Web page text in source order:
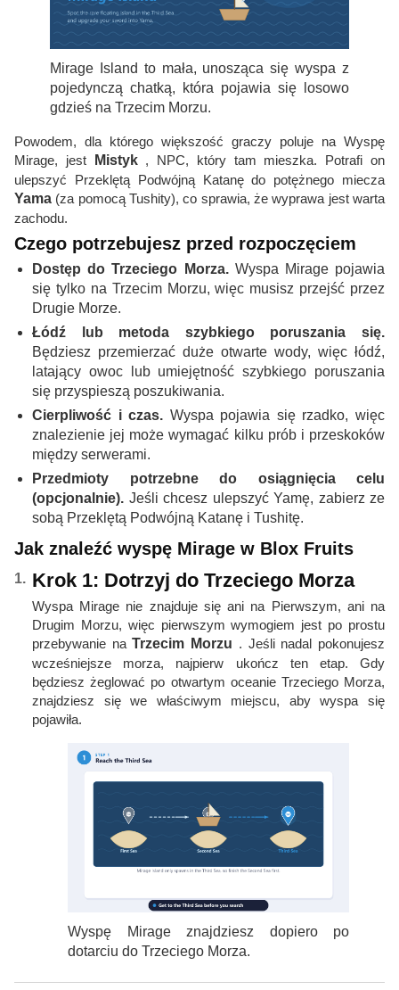
Mirage Island to mała, unosząca się wyspa z
pojedynczą chatką, która pojawia się losowo
gdzieś na Trzecim Morzu.
Powodem, dla którego większość graczy poluje na Wyspę
Mirage, jest
Mistyk, NPC, który tam mieszka. Potrafi on
ulepszyć Przeklętą Podwójną Katanę do potężnego miecza
Yama (za pomocą Tushity), co sprawia, że ​​wyprawa jest warta
zachodu.
Czego potrzebujesz przed rozpoczęciem
Dostęp do Trzeciego Morza.Wyspa Mirage pojawia
się tylko na Trzecim Morzu, więc musisz przejść przez
Drugie Morze.
Łódź lub metoda szybkiego poruszania się.
Będziesz przemierzać duże otwarte wody, więc łódź,
latający owoc lub umiejętność szybkiego poruszania
się przyspieszą poszukiwania.
Cierpliwość i czas. Wyspa pojawia się rzadko, więc
znalezienie jej może wymagać kilku prób i przeskoków
między serwerami.
Przedmioty potrzebne do osiągnięcia celu
(opcjonalnie). Jeśli chcesz ulepszyć Yamę, zabierz ze
sobą Przeklętą Podwójną Katanę i Tushitę.
Jak znaleźć wyspę Mirage w Blox Fruits
Krok 1: Dotrzyj do Trzeciego Morza
Wyspa Mirage nie znajduje się ani na Pierwszym, ani na
Drugim Morzu, więc pierwszym wymogiem jest po prostu
przebywanie naTrzecim Morzu . Jeśli nadal pokonujesz
wcześniejsze morza, najpierw ukończ ten etap. Gdy
będziesz żeglować po otwartym oceanie Trzeciego Morza,
znajdziesz się we właściwym miejscu, aby wyspa się
pojawiła.
Wyspę Mirage znajdziesz dopiero po
dotarciu do Trzeciego Morza.